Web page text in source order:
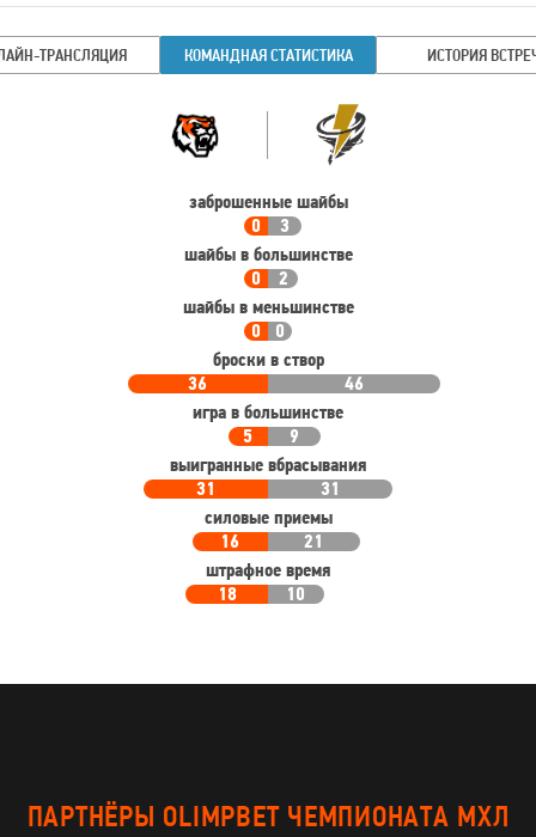
ТРАНСЛЯЦИЯ КОМАНДНАЯ СТАТИСТИКА ИСТОРИЯ
Команда
заброшенные шайбы
0
3
шайбы в большинстве
0
2
шайбы в меньшинстве
0
0
броски в створ
36
46
игра в большинстве
5
9
выигранные вбрасывания
31
31
силовые приемы
16
21
штрафное время
18
10
ПАРТНЁРЫ OLIMPBET ЧЕМПИОНАТА МХЛ